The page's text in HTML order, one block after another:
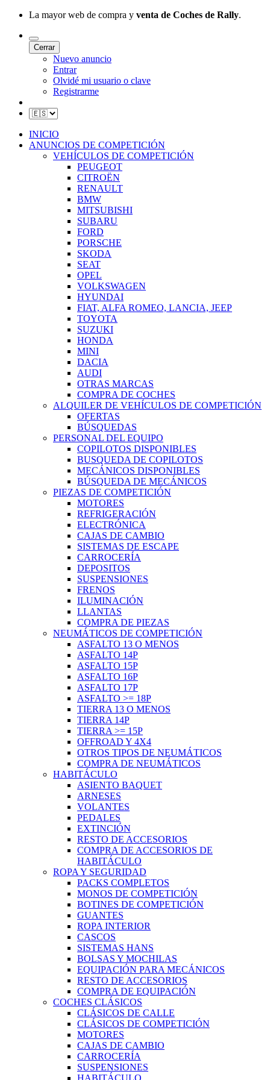
La mayor web de compra y venta de Coches de Rally.
Cerrar
Nuevo anuncio
Entrar
Olvidé mi usuario o clave
Registrarme
INICIO
ANUNCIOS DE COMPETICIÓN
VEHÍCULOS DE COMPETICIÓN
PEUGEOT
CITROËN
RENAULT
BMW
MITSUBISHI
SUBARU
FORD
PORSCHE
SKODA
SEAT
OPEL
VOLKSWAGEN
HYUNDAI
FIAT, ALFA ROMEO, LANCIA, JEEP
TOYOTA
SUZUKI
HONDA
MINI
DACIA
AUDI
OTRAS MARCAS
COMPRA DE COCHES
ALQUILER DE VEHÍCULOS DE COMPETICIÓN
OFERTAS
BÚSQUEDAS
PERSONAL DEL EQUIPO
COPILOTOS DISPONIBLES
BUSQUEDA DE COPILOTOS
MECÁNICOS DISPONIBLES
BÚSQUEDA DE MECÁNICOS
PIEZAS DE COMPETICIÓN
MOTORES
REFRIGERACIÓN
ELECTRÓNICA
CAJAS DE CAMBIO
SISTEMAS DE ESCAPE
CARROCERÍA
DEPOSITOS
SUSPENSIONES
FRENOS
ILUMINACIÓN
LLANTAS
COMPRA DE PIEZAS
NEUMÁTICOS DE COMPETICIÓN
ASFALTO 13 O MENOS
ASFALTO 14P
ASFALTO 15P
ASFALTO 16P
ASFALTO 17P
ASFALTO >= 18P
TIERRA 13 O MENOS
TIERRA 14P
TIERRA >= 15P
OFFROAD Y 4X4
OTROS TIPOS DE NEUMÁTICOS
COMPRA DE NEUMÁTICOS
HABITÁCULO
ASIENTO BAQUET
ARNESES
VOLANTES
PEDALES
EXTINCIÓN
RESTO DE ACCESORIOS
COMPRA DE ACCESORIOS DE
HABITÁCULO
ROPA Y SEGURIDAD
PACKS COMPLETOS
MONOS DE COMPETICIÓN
BOTINES DE COMPETICIÓN
GUANTES
ROPA INTERIOR
CASCOS
SISTEMAS HANS
BOLSAS Y MOCHILAS
EQUIPACIÓN PARA MECÁNICOS
RESTO DE ACCESORIOS
COMPRA DE EQUIPACIÓN
COCHES CLÁSICOS
CLÁSICOS DE CALLE
CLÁSICOS DE COMPETICIÓN
MOTORES
CAJAS DE CAMBIO
CARROCERÍA
SUSPENSIONES
HABITÁCULO